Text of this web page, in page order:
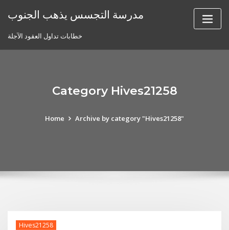
مدرسة التجسس يذهب الجنوب
خطابات تداول العقود الآجلة
Category Hives21258
Home Archive by category "Hives21258"
Hives21258